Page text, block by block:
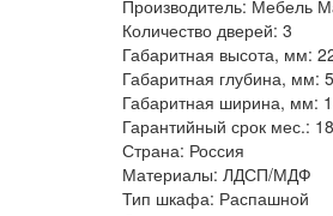
Производитель: Мебель
Количество дверей: 3
Габаритная высота, мм:
Габаритная глубина, мм:
Габаритная ширина, мм:
Гарантийный срок мес.: 18
Страна: Россия
Материалы: ЛДСП/МДФ
Тип шкафа: Распашной